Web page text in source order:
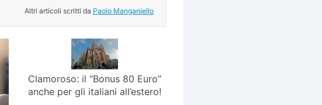
Altri articoli scritti da Paolo Manganiello
Clamoroso: il “Bonus 80 Euro”
anche per gli italiani all’estero!